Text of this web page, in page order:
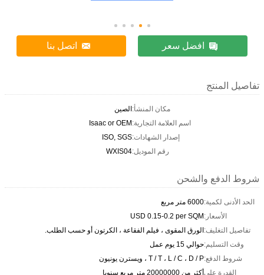
افضل سعر اتصل بنا
تفاصيل المنتج
مكان المنشأ:الصين
اسم العلامة التجارية:Isaac or OEM
إصدار الشهادات:ISO, SGS
رقم الموديل:WXIS04
شروط الدفع والشحن
الحد الأدنى لكمية:6000 متر مربع
الأسعار:USD 0.15-0.2 per SQM
تفاصيل التغليف:الورق المقوى ، فيلم الفقاعة ، الكرتون أو حسب الطلب.
وقت التسليم:حوالي 15 يوم عمل
شروط الدفع:T / T ، L / C ، D / P ، ويسترن يونيون
القدرة علىأكثر من 20000000 متر مربع سنويا